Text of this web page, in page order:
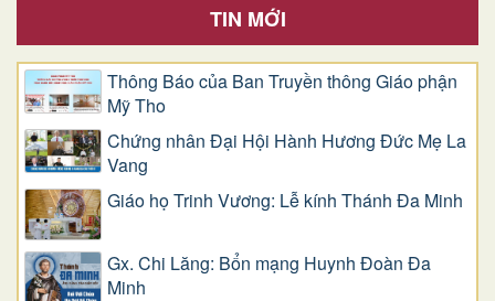
TIN MỚI
Thông Báo của Ban Truyền thông Giáo phận
Mỹ Tho
Chứng nhân Đại Hội Hành Hương Đức Mẹ La
Vang
Giáo họ Trinh Vương: Lễ kính Thánh Đa Minh
Gx. Chi Lăng: Bổn mạng Huynh Đoàn Đa
Minh